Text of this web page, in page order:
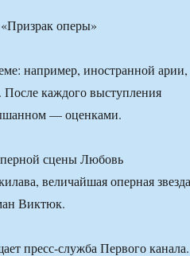
например, иностранной арии,
После каждого выступления
— оценками.
сцены Любовь
величайшая оперная звезда
Виктюк.
пресс-служба Первого канала.